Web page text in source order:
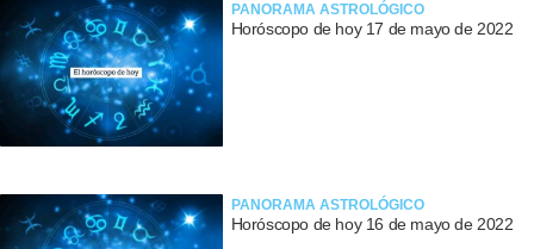
PANORAMA ASTROLÓGICO
Horóscopo de hoy 17 de mayo de 2022
PANORAMA ASTROLÓGICO
Horóscopo de hoy 16 de mayo de 2022